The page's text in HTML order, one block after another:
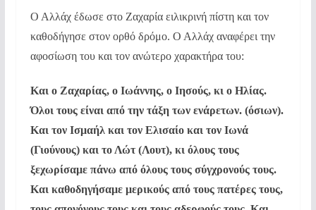
Ο Αλλάχ έδωσε στο Ζαχαρία ειλικρινή πίστη και τον
καθοδήγησε στον ορθό δρόμο. Ο Αλλάχ αναφέρει την
αφοσίωση του και τον ανώτερο χαρακτήρα του:
Και ο Ζαχαρίας, ο Ιωάννης, ο Ιησούς, κι ο Ηλίας.
Όλοι τους είναι από την τάξη των ενάρετων. (όσιων).
Και τον Ισμαήλ και τον Ελισαίο και τον Ιωνά
(Γιούνους) και το Λώτ (Λουτ), κι όλους τους
ξεχωρίσαμε πάνω από όλους τους σύγχρονούς τους.
Και καθοδηγήσαμε μερικούς από τους πατέρες τους,